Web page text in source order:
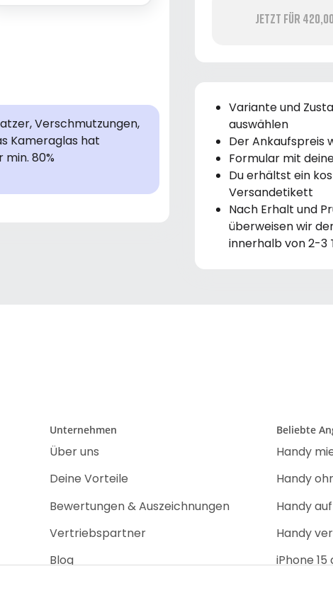
Verschmutzungen,
Kameraglas hat
80%
Jetzt für
Variante und
auswählen
Der Ankaufspreis
Formular mit
Du erhältst ein
Versandetikett
Nach Erhalt und
überweisen wir
innerhalb von 2-3
Unternehmen
Über uns
Deine Vorteile
Bewertungen & Auszeichnungen
Vertriebspartner
Blog
Beliebte
Handy
Handy
Handy
Handy
iPhone